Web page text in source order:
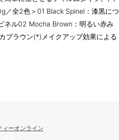
／全2色＞01 Black Spinel：漆黒につ
ネル02 Mocha Brown：明るい赤み
ブラウン(*)メイクアップ効果による
ィーオンライン